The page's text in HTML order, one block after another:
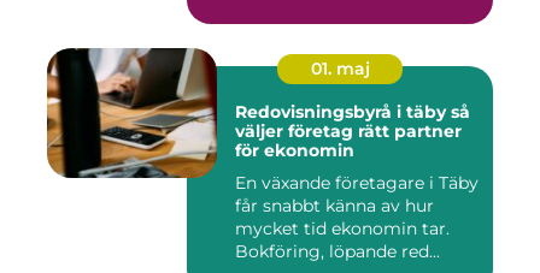
01. maj
Redovisningsbyrå i täby så
väljer företag rätt partner
för ekonomin
En växande företagare i Täby
får snabbt känna av hur
mycket tid ekonomin tar.
Bokföring, löpande red...